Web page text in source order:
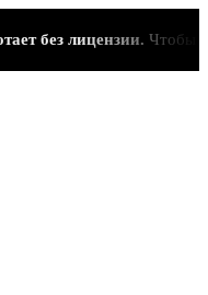
без лицензии.Чтобы